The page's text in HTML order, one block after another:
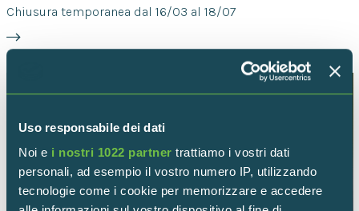
Uso responsabile dei dati
Noi e i nostri 1022 partner trattiamo i vostri dati
personali, ad esempio il vostro numero IP, utilizzando
tecnologie come i cookie per memorizzare e accedere
Chiusura temporanea dal 16/03 al 18/07